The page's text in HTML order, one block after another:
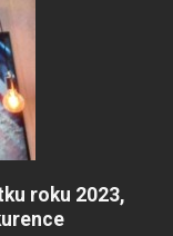
roku 2023,